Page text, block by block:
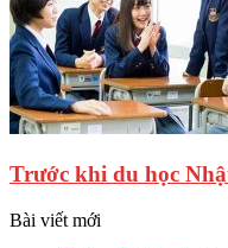
Trước khi du học
Bài viết mới